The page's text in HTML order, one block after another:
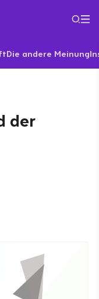
Die andere Meinung
der